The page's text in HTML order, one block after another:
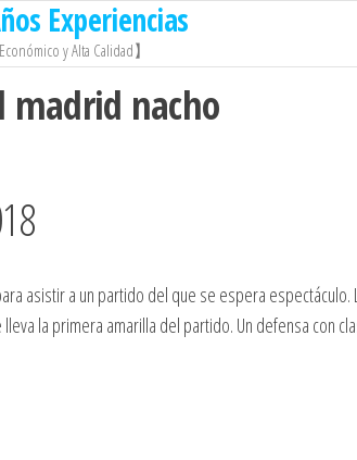
Experiencias
y Alta Calidad】
madrid nacho
asistir a un partido del que se espera espectáculo.
la primera amarilla del partido. Un defensa con